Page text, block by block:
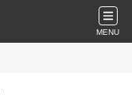
MENU